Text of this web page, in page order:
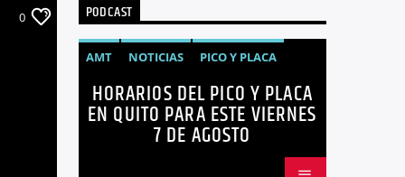
0 PODCAST
AMT NOTICIAS
PICO Y PLACA
QUITO
SANCIONES
HORARIOS DEL PICO Y PLACA
EN QUITO PARA ESTE VIERNES
7 DE AGOSTO